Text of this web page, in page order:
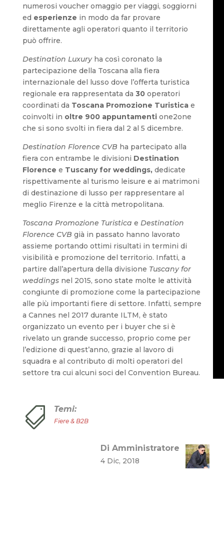
numerosi voucher omaggio per viaggi, soggiorni
ed esperienze in modo da far provare
direttamente agli operatori quanto il territorio
può offrire.
Destination Luxuryha così coronato la
partecipazione della Toscana alla fiera
internazionale del lusso dove l’offerta turistica
regionale era rappresentata da 30operatori
coordinati da Toscana Promozione Turisticae
coinvolti in oltre 900 appuntamentione2one
che si sono svolti in fiera dal 2 al 5 dicembre.
Destination Florence CVB ha partecipato alla
fiera con entrambe le divisioni Destination
Florence e Tuscany for weddings,dedicate
rispettivamente al turismo leisure e ai matrimoni
di destinazione di lusso per rappresentare al
meglio Firenze e la città metropolitana.
Toscana Promozione Turistica e Destination
Florence CVB già in passato hanno lavorato
assieme portando ottimi risultati in termini di
visibilità e promozione del territorio. Infatti, a
partire dall’apertura della divisione Tuscany for
weddingsnel 2015, sono state molte le attività
congiunte di promozione come la partecipazione
alle più importanti fiere di settore. Infatti, sempre
a Cannes nel 2017 durante ILTM, è stato
organizzato un evento per i buyer che si è
rivelato un grande successo, proprio come per
l’edizione di quest’anno, grazie al lavoro di
squadra e al contributo di molti operatori del
settore tra cui alcuni soci del Convention Bureau.
 Temi:
Fiere & B2B
Di Amministratore
4 Dic, 2018